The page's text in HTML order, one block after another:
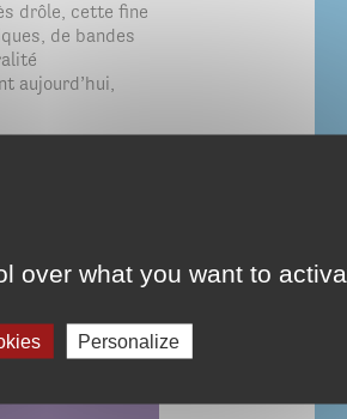
drôle, cette fine
de bandes
aujourd’hui,
over what you want to
Personalize